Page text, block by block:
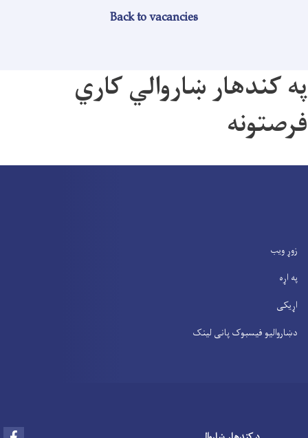
Back to vacancies
په کندهار ښاروالي کاري
فرصتونه
زوړ ویب
په اړه
اړیکی
دښاروالیو فیسبوک پانی لینک